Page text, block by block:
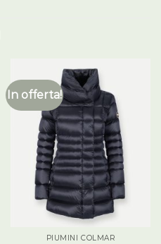
In offerta!
PIUMINI COLMAR